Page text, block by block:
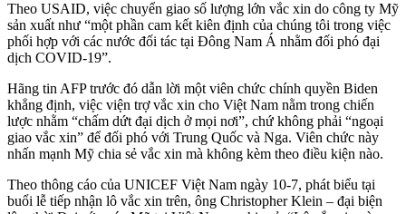
Theo USAID, việc chuyển giao số lượng lớn vắc xin do công ty Mỹ
sản xuất như “một phần cam kết kiên định của chúng tôi trong việc
phối hợp với các nước đối tác tại Đông Nam Á nhằm đối phó đại
dịch COVID-19”.
Hãng tin AFP trước đó dẫn lời một viên chức chính quyền Biden
khẳng định, việc viện trợ vắc xin cho Việt Nam nằm trong chiến
lược nhằm “chấm dứt đại dịch ở mọi nơi”, chứ không phải “ngoại
giao vắc xin” để đối phó với Trung Quốc và Nga. Viên chức này
nhấn mạnh Mỹ chia sẻ vắc xin mà không kèm theo điều kiện nào.
Theo thông cáo của UNICEF Việt Nam ngày 10-7, phát biểu tại
buổi lễ tiếp nhận lô vắc xin trên, ông Christopher Klein – đại biện